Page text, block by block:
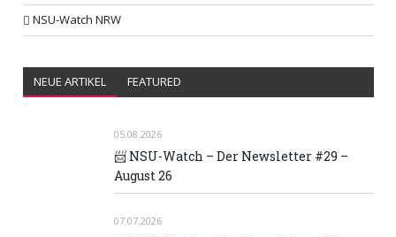
NSU-Watch NRW
NEUE ARTIKEL FEATURED
05.08.2026
📨 NSU-Watch – Der Newsletter #29 –
August 26
07.07.2026